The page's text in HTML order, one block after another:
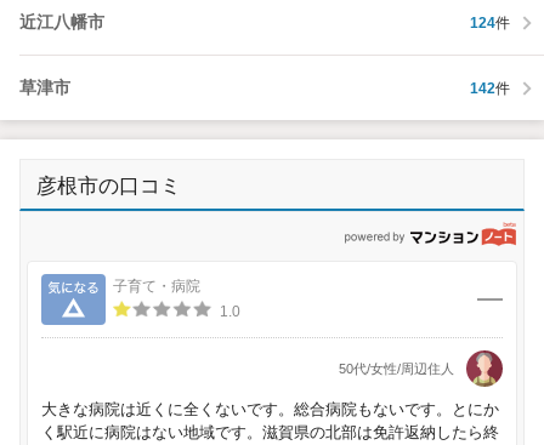
近江八幡市 124件
草津市 142件
彦根市の口コミ
気になる
子育て・病院
1.0
50代/女性/周辺住人
大きな病院は近くに全くないです。総合病院もないです。とにか
く駅近に病院はない地域です。滋賀県の北部は免許返納したら終